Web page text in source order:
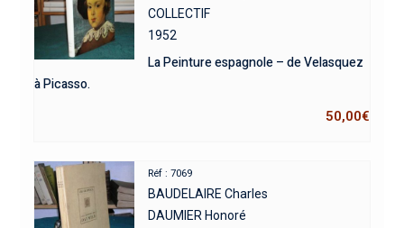
COLLECTIF
1952
La Peinture espagnole – de Velasquez
à Picasso.
50,00€
Réf : 7069
BAUDELAIRE Charles
DAUMIER Honoré